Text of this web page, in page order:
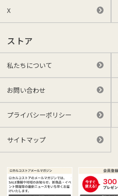
X
ストア
私たちについて
お問い合わせ
プライバシーポリシー
サイトマップ